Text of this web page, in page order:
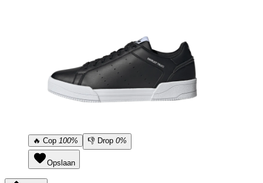
🔥 Cop 100% 👎 Drop 0%
Opslaan